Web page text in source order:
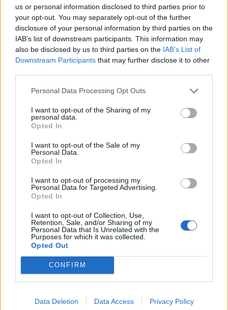
us or personal information disclosed to third parties prior to
your opt-out. You may separately opt-out of the further
disclosure of your personal information by third parties on the
IAB’s list of downstream participants. This information may
also be disclosed by us to third parties on the IAB’s List of
Downstream Participants that may further disclose it to other
Personal Data Processing Opt Outs
I want to opt-out of the Sharing of my
personal data.
Opted In
I want to opt-out of the Sale of my
Personal Data.
Opted In
I want to opt-out of processing my
Personal Data for Targeted Advertising.
Opted In
I want to opt-out of Collection, Use,
Retention, Sale, and/or Sharing of my
Personal Data that Is Unrelated with the
Purposes for which it was collected.
Opted Out
CONFIRM
Data Deletion Data Access Privacy Policy